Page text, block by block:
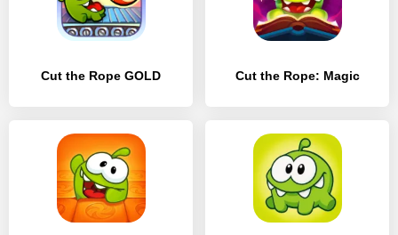
Cut the Rope GOLD Cut the Rope: Magic